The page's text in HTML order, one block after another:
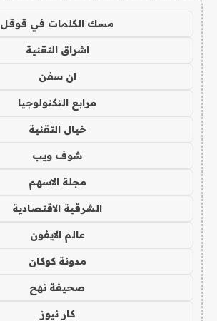
مسك الكلمات في قوقل
اشراق التقنية
ان سفن
مرابع التكنولوجيا
خيال التقنية
شوف ويب
مجلة الاسهم
الشرقية الاقتصادية
عالم الايفون
مدونة كوكان
صحيفة نهج
كار نيوز